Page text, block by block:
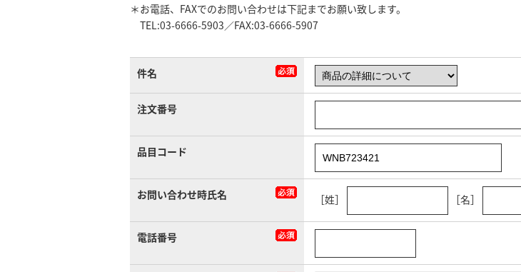
＊お電話、FAXでのお問い合わせは下記までお願い致します。
TEL:03-6666-5903／FAX:03-6666-5907
件名
注文番号
品目コード
お問い合わせ時氏名 ［姓］ ［名］
電話番号